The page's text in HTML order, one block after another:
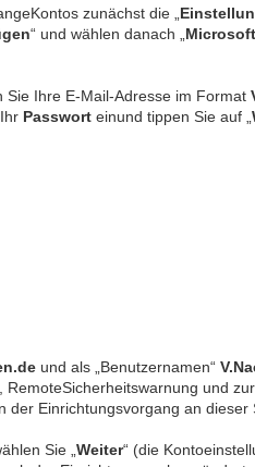
zunächst die „
“ und wählen danach „
Sie Ihre E-Mail-Adresse im Format
Passworteinund tippen Sie auf „
und als „Benutzernamen“
RemoteSicherheitswarnung und
der Einrichtungsvorgang an dieser
Sie „Weiter“ (die